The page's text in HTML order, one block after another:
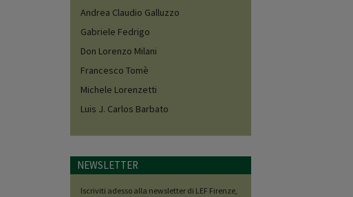
Andrea Claudio Galluzzo
Gabriele Fedrigo
Don Lorenzo Milani
Francesco Tomè
Michele Lorenzetti
Luis J. Carlos Barbato
NEWSLETTER
Iscriviti adesso alla newsletter di LEF Firenze,